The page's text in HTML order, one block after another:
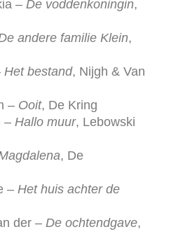
– De voddenkoningin,
andere familie Klein,
Het bestand, Nijgh & Van
– Ooit, De Kring
– Hallo muur, Lebowski
, De
– Het huis achter de
der – De ochtendgave,